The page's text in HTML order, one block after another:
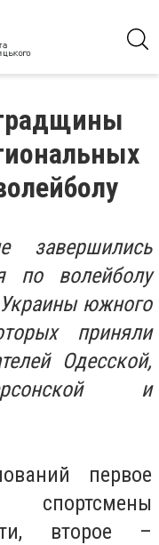
по волейболу
южного
приняли
Одесской,
и
первое
второе –